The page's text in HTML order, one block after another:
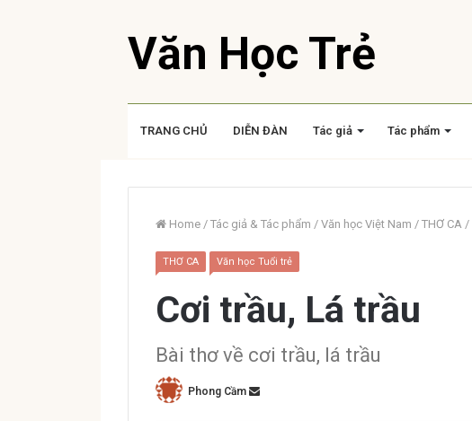
Văn Học Trẻ
TRANG CHỦ DIỄN ĐÀN Tác giả Tác phẩm
Home / Tác giả & Tác phẩm / Văn học Việt Nam / THƠ CA /
THƠ CA Văn học Tuổi trẻ
Cơi trầu, Lá trầu
Bài thơ về cơi trầu, lá trầu
Phong Cầm